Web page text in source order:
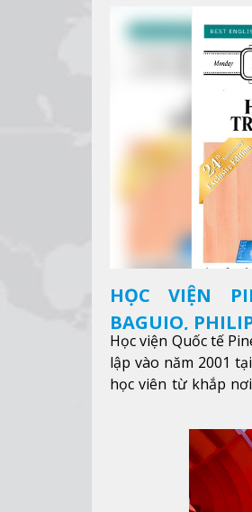
HỌC VIỆN
BAGUIO,
Học viện Quốc tế
lập vào năm 2001
học viên từ khắp